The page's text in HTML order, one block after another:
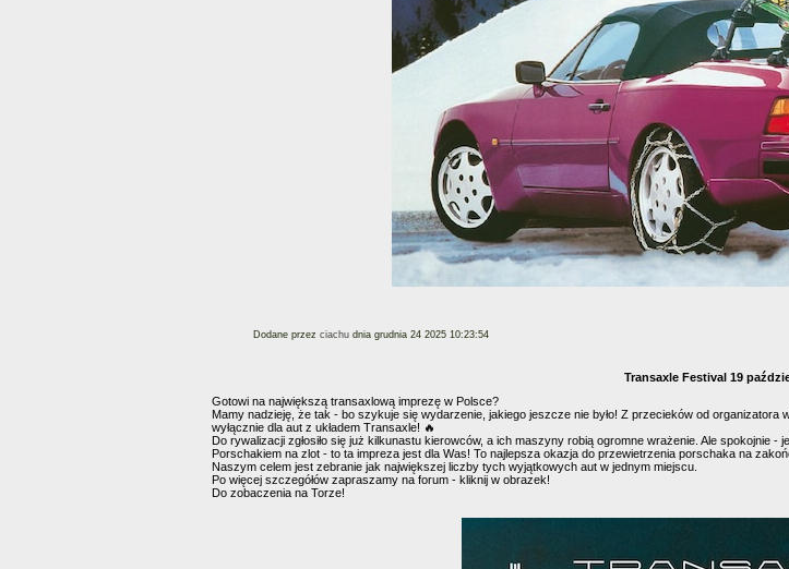
Dodane przez ciachu dnia grudnia 24 2025 10:23:54
Transaxle Festival 19
Gotowi na największą transaxlową imprezę w Polsce?
Mamy nadzieję, że tak - bo szykuje się wydarzenie, jakiego jeszcze nie było! Z przecieków od
wyłącznie dla aut z układem Transaxle! 🔥
Do rywalizacji zgłosiło się już kilkunastu kierowców, a ich maszyny robią ogromne wrażenie. Ale
Porschakiem na zlot - to ta impreza jest dla Was! To najlepsza okazja do przewietrzenia porschaka na
Naszym celem jest zebranie jak największej liczby tych wyjątkowych aut w jednym miejscu.
Po więcej szczegółów zapraszamy na forum - kliknij w obrazek!
Do zobaczenia na Torze!